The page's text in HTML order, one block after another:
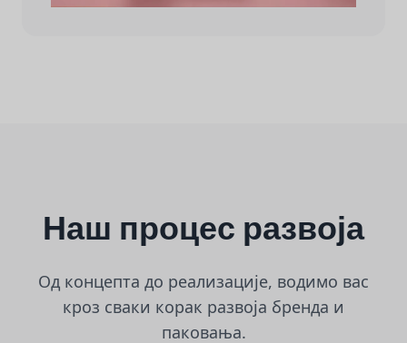
Наш процес развоја
Од концепта до реализације, водимо вас
кроз сваки корак развоја бренда и
паковања.